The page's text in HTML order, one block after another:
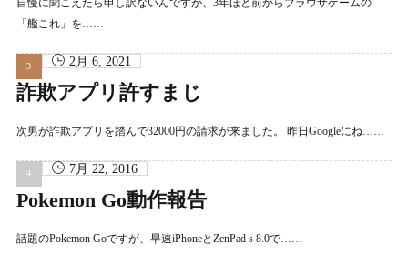
自慢に聞こえたら申し訳ないんですが、3年ほど前からブラウザゲームの
「艦これ」を……
2月 6, 2021
詐欺アプリ許すまじ
次男が詐欺アプリを踏んで32000円の請求が来ました。 昨日Googleにね……
7月 22, 2016
Pokemon Go動作報告
話題のPokemon Goですが、早速iPhoneとZenPad s 8.0で……